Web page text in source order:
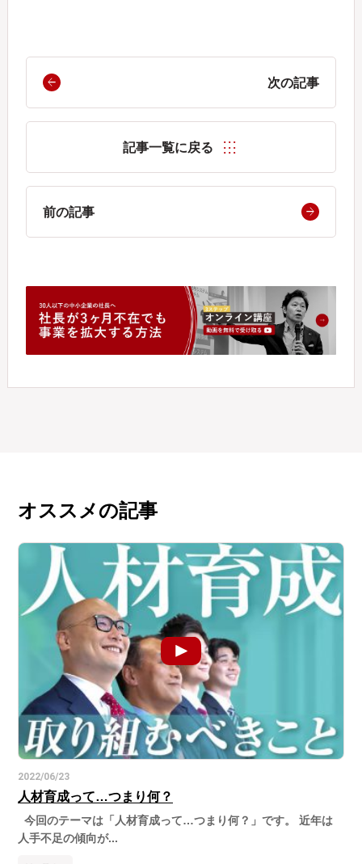
次の記事
記事一覧に戻る
前の記事
オススメの記事
2022/06/23
人材育成って…つまり何？
今回のテーマは「人材育成って…つまり何？」です。 近年は
人手不足の傾向が...